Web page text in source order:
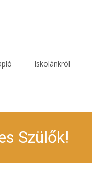
Iskolánkról
Szülők!